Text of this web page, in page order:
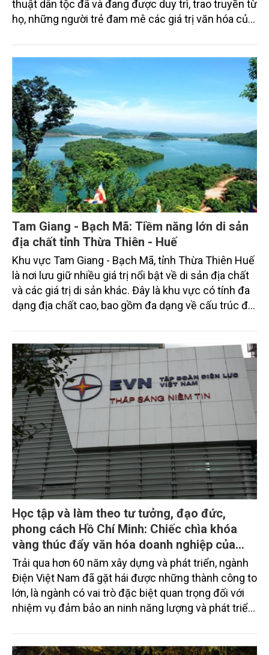
thuật dân tộc đã và đang được duy trì, trao truyền từ
họ, những người trẻ đam mê các giá trị văn hóa của
cách tiếp cận riêng, sáng tạo để lan tỏa tình yêu đó
Tam Giang - Bạch Mã: Tiềm năng lớn di sản
địa chất tỉnh Thừa Thiên - Huế
Khu vực Tam Giang - Bạch Mã, tỉnh Thừa Thiên Huế
là nơi lưu giữ nhiều giá trị nổi bật về di sản địa chất
và các giá trị di sản khác. Đây là khu vực có tính đa
dạng địa chất cao, bao gồm đa dạng về cấu trúc địa
trường sinh thái, lịch sử phát triển và địa mạo cảnh
quan.
Học tập và làm theo tư tưởng, đạo đức,
phong cách Hồ Chí Minh: Chiếc chìa khóa
vàng thúc đẩy văn hóa doanh nghiệp của
EVN
Trải qua hơn 60 năm xây dựng và phát triển, ngành
Điện Việt Nam đã gặt hái được những thành công to
lớn, là ngành có vai trò đặc biệt quan trọng đối với
nhiệm vụ đảm bảo an ninh năng lượng và phát triển